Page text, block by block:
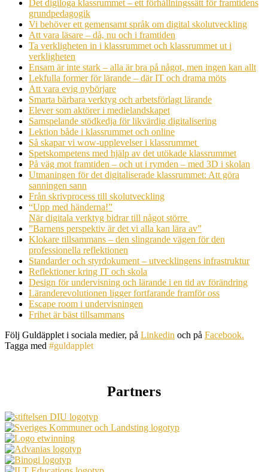
Det digiloga klassrummet – ett förhållningssätt för framtidens
grundpedagogik
Vi behöver ett gemensamt språk om digital skolutveckling
Att vara läsare – då, nu och i framtiden
Ta verkligheten in i klassrummet och klassrummet ut i
verkligheten
Ensam är inte stark – alla är bra på något, men ingen kan allt
Lekfulla former för lärande – där IT och drama möts
Att vara evig nybörjare
Smarta bärbara verktyg och arbetsförlagt lärande
Elever som aktörer i medielandskapet
Samspelande stödkedja för likvärdig digitalisering
Lektion både i klassrummet och online
Så skapar vi wow-upplevelser i klassrummet
Spetskompetens med hjälp av det utökade klassrummet
På väg mot framtiden – och ut i rymden – med 3D i skolan
Utmaningen för det digitaliserade klassrummet: Att göra
sanningen sann
Från skrivprocess till skolutveckling
“Upp med händerna!”
När digitala verktyg bidrar till något större
”Barnens perspektiv är det vi alla kan lära av”
Klokare tillsammans – den slingrande vägen för den
professionella reflektionen
Standarder och styrdokument – utvecklingens infrastruktur
Reflektioner kring IT och skola
Design för undervisning och lärande i en tid av förändring
Läranderevolutionen ligger fortfarande framför oss
Escape room i undervisningen
Frihet är bäst tillsammans
Följ Guldäpplet i sociala medier, på Linkedin och på Facebook.
Tagga med #guldapplet
Partners